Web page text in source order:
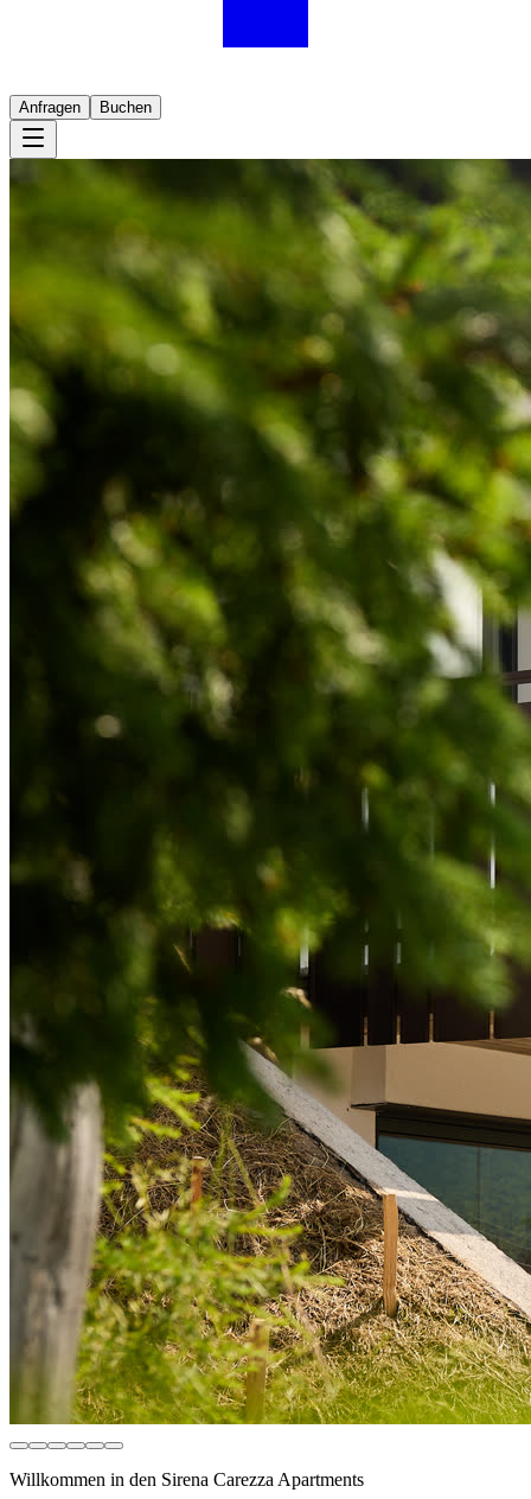
Anfragen Buchen
Willkommen in den Sirena Carezza Apartments